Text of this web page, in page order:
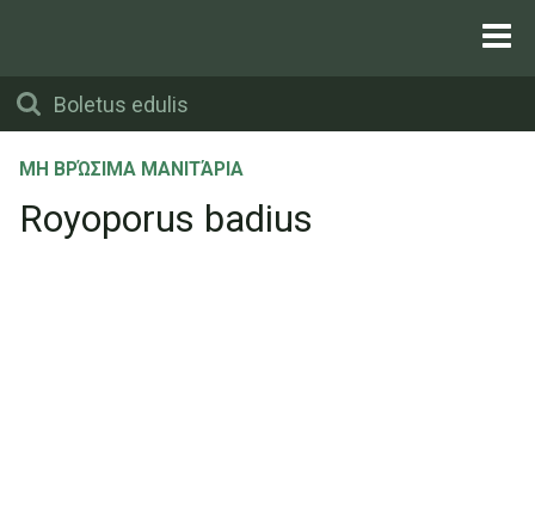
ΜΗ ΒΡΏΣΙΜΑ ΜΑΝΙΤΆΡΙΑ
Royoporus badius